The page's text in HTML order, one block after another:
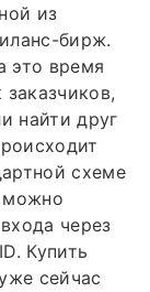
из
бирж.
это время
найти друг
схеме
можно
через
Купить
сейчас